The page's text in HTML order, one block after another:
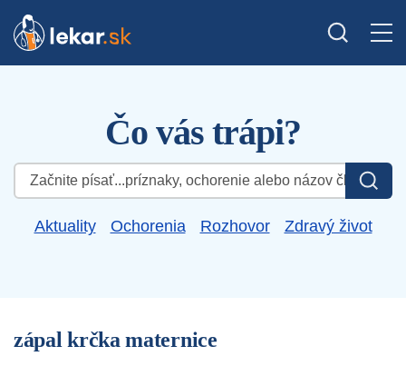
Čo vás trápi?
Hľadať:
Aktuality Ochorenia Rozhovor Zdravý život
zápal krčka maternice